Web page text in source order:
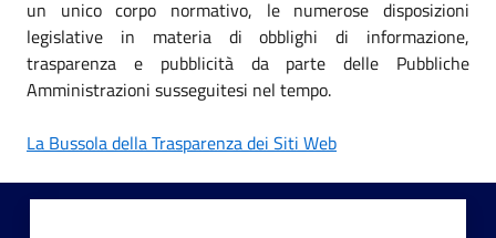
un unico corpo normativo, le numerose disposizioni
legislative in materia di obblighi di informazione,
trasparenza e pubblicità da parte delle Pubbliche
Amministrazioni susseguitesi nel tempo.
La Bussola della Trasparenza dei Siti Web